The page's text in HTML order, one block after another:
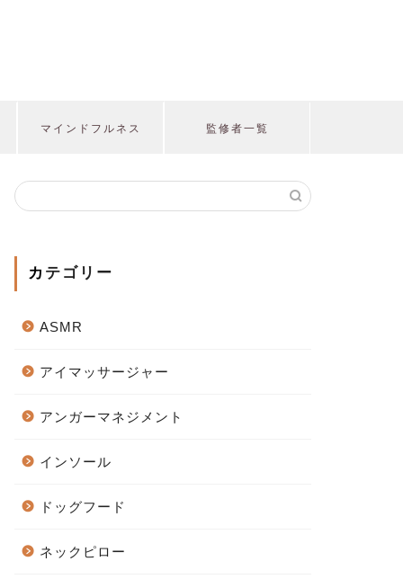
マインドフルネス 監修者一覧
カテゴリー
ASMR
アイマッサージャー
アンガーマネジメント
インソール
ドッグフード
ネックピロー